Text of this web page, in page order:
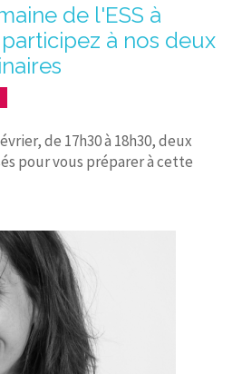
de l'ESS à
à nos deux
de 17h30 à 18h30, deux
pour vous préparer à cette